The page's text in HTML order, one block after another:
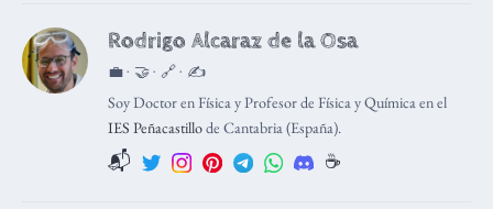
Rodrigo Alcaraz de la Osa
💼 · 🤝 · 🔗 · ✍️
Soy Doctor en Física y Profesor de Física y Química en el
IES Peñacastillode Cantabria (España).
📬 ☕️